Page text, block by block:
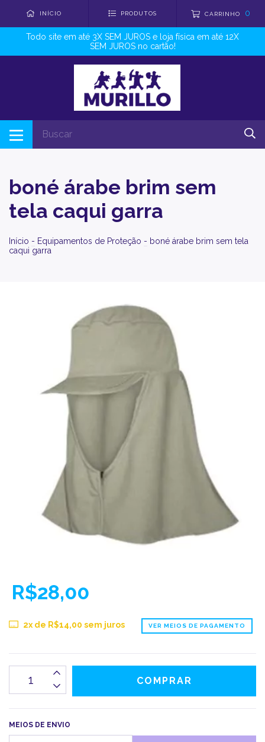
INÍCIO PRODUTOS CARRINHO 0
Todo site em até 3X SEM JUROS e loja física em até 12X
SEM JUROS no cartão!
boné árabe brim sem
tela caqui garra
Início - Equipamentos de Proteção - boné árabe brim sem tela
caqui garra
R$28,00
2x de R$14,00 sem juros VER MEIOS DE PAGAMENTO
MEIOS DE ENVIO